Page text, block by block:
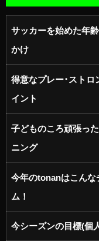
サッカーを始めた年
かけ
得意なプレー･ストロ
イント
子どものころ頑張っ
ニング
今年のtonanはこんな
ム！
今シーズンの目標(個